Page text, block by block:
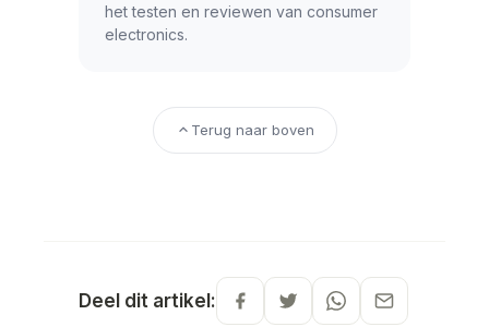
het testen en reviewen van consumer
electronics.
Terug naar boven
Deel dit artikel: